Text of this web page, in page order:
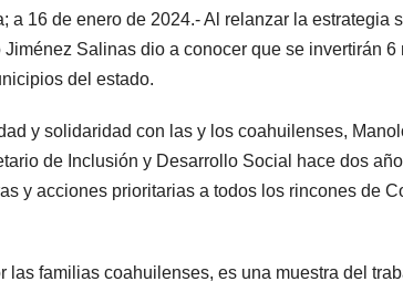
a 16 de enero de 2024.- Al relanzar la estrategia
Salinas dio a conocer que se invertirán
del estado.
y solidaridad con las y los coahuilenses,
de Inclusión y Desarrollo Social hace dos
y acciones prioritarias a todos los rincones de
las familias coahuilenses, es una muestra del